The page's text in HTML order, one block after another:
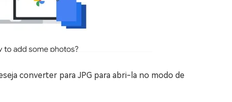
converter para JPG para abri-la no modo de